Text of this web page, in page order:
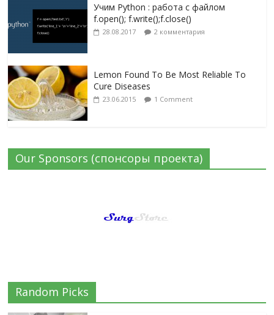
Учим Python : работа с файлом
f.open(); f.write();f.close()
28.08.2017 2 комментария
Lemon Found To Be Most Reliable To
Cure Diseases
23.06.2015 1 Comment
Our Sponsors (спонсоры проекта)
Random Picks